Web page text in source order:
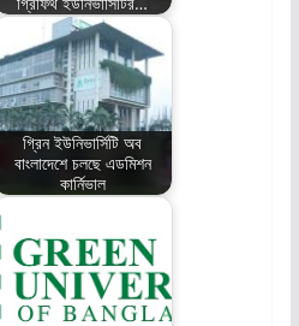
গ্রিন ইউনিভার্সিটি অব
বাংলাদেশে চলছে এডমিশন
কার্নিভাল